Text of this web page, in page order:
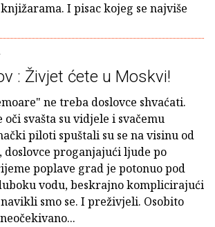
I pisac kojeg se najviše
: Živjet ćete u Moskvi!
ne treba doslovce shvaćati.
svašta su vidjele i svačemu
piloti spuštali su se na visinu od
doslovce proganjajući ljude po
poplave grad je potonuo pod
vodu, beskrajno komplicirajući
smo se. I preživjeli. Osobito